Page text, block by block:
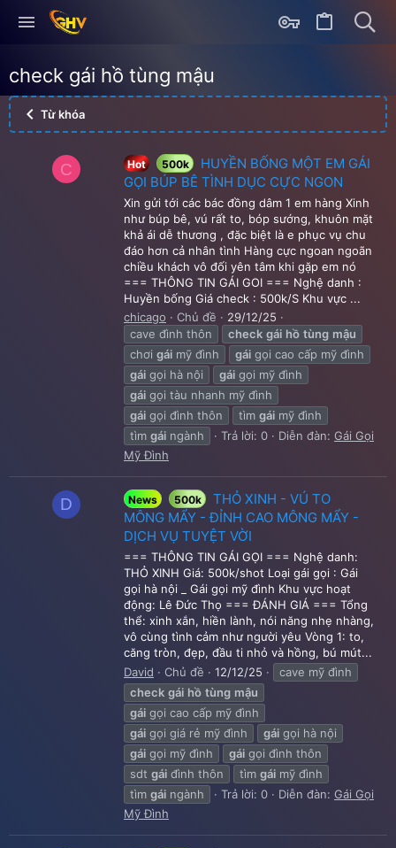
check gái hồ tùng mậu
Từ khóa
C Hot 500k
HUYỀN BỐNG MỘT EM GÁI
GỌI BÚP BÊ TÌNH DỤC CỰC NGON
Xin gửi tới các bác đồng dâm 1 em hàng Xinh
như búp bê, vú rất to, bóp sướng, khuôn mặt
khả ái dễ thương , đặc biệt là e phục vụ chu
đáo hơn cả nhân tình Hàng cực ngoan ngoãn
chiều khách vô đối yên tâm khi gặp em nó
=== THÔNG TIN GÁI GOI === Nghệ danh :
Huyền bống Giá check : 500k/S Khu vực ...
chicago
Chủ đề
29/12/25
cave đình thôn
check gái hồ tùng mậu
chơi gái mỹ đình gái gọi cao cấp mỹ đình
gái gọi hà nội gái gọi mỹ đình
gái gọi tàu nhanh mỹ đình
gái gọi đình thôn tìm gái mỹ đình
tìm gái ngành Trả lời: 0 Diễn đàn: Gái Gọi
Mỹ Đình
D News 500k
THỎ XINH - VÚ TO
MÔNG MẨY - ĐỈNH CAO MÔNG MẨY -
DỊCH VỤ TUYỆT VỜI
=== THÔNG TIN GÁI GỌI === Nghệ danh:
THỎ XINH Giá: 500k/shot Loại gái gọi : Gái
gọi hà nội _ Gái gọi mỹ đình Khu vực hoạt
động: Lê Đức Thọ === ĐÁNH GIÁ === Tổng
thể: xinh xắn, hiền lành, nói năng nhẹ nhàng,
vô cùng tình cảm như người yêu Vòng 1: to,
căng tròn, đẹp, đầu ti nhỏ và hồng, bú mút...
David
Chủ đề 12/12/25
cave mỹ đình
check gái hồ tùng mậu
gái gọi cao cấp mỹ đình
gái gọi giá rẻ mỹ đình gái gọi hà nội
gái gọi mỹ đình gái gọi đình thôn
sdt gái đình thôn tìm gái mỹ đình
tìm gái ngành Trả lời: 0 Diễn đàn: Gái Gọi
Mỹ Đình